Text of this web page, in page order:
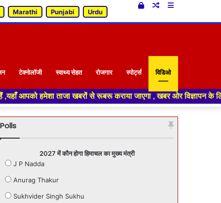
Marathi Punjabi Urdu
Sidebar
Random
Log
टेक्नोलॉजी स्वाथ्य सेहत रोजगार स्पोर्ट्स विडिओ
खबरों से रूबरू कराया जाएगा , खबर ओर विज्ञापन के लिए संपर्क करे
Polls
2027 में कौन होगा हिमाचल का मुख्य मंत्री
J P Nadda
Anurag Thakur
Sukhvider Singh Sukhu